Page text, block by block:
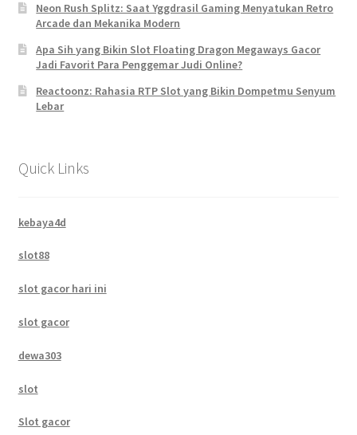
Neon Rush Splitz: Saat Yggdrasil Gaming Menyatukan Retro
Arcade dan Mekanika Modern
Apa Sih yang Bikin Slot Floating Dragon Megaways Gacor
Jadi Favorit Para Penggemar Judi Online?
Reactoonz: Rahasia RTP Slot yang Bikin Dompetmu Senyum
Lebar
Quick Links
kebaya4d
slot88
slot gacor hari ini
slot gacor
dewa303
slot
Slot gacor